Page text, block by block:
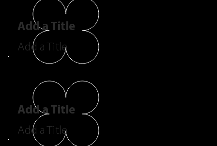
Add a Title
Add a Title
Add a Title
Add a Title